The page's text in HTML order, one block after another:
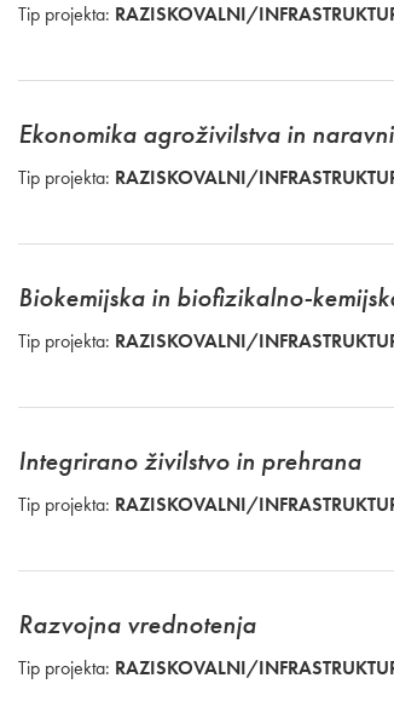
Tip projekta: RAZISKOVALNI/
Ekonomika agroživilstva in
Tip projekta: RAZISKOVALNI/
Biokemijska in biofizikalno-
Tip projekta: RAZISKOVALNI/
Integrirano živilstvo in prehrana
Tip projekta: RAZISKOVALNI/
Razvojna vrednotenja
Tip projekta: RAZISKOVALNI/